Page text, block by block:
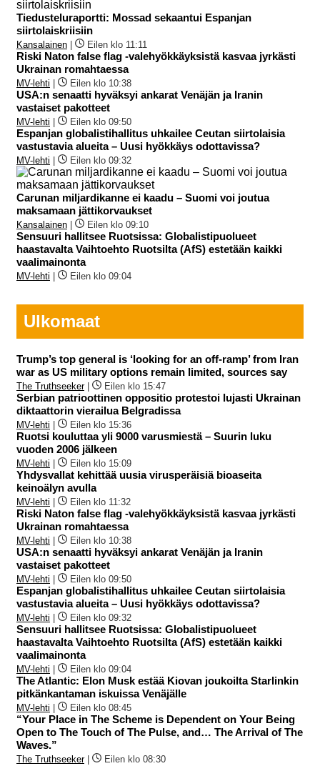
Tiedusteluraportti: Mossad sekaantui Espanjan
siirtolaiskriisiin
Kansalainen | Eilen klo 11:11
Riski Naton false flag -valehyökkäyksistä kasvaa jyrkästi
Ukrainan romahtaessa
MV-lehti | Eilen klo 10:38
USA:n senaatti hyväksyi ankarat Venäjän ja Iranin
vastaiset pakotteet
MV-lehti | Eilen klo 09:50
Espanjan globalistihallitus uhkailee Ceutan siirtolaisia
vastustavia alueita – Uusi hyökkäys odottavissa?
MV-lehti | Eilen klo 09:32
Carunan miljardikanne ei kaadu – Suomi voi joutua
maksamaan jättikorvaukset
Kansalainen | Eilen klo 09:10
Sensuuri hallitsee Ruotsissa: Globalistipuolueet
haastavalta Vaihtoehto Ruotsilta (AfS) estetään kaikki
vaalimainonta
MV-lehti | Eilen klo 09:04
Ulkomaat
Trump’s top general is ‘looking for an off-ramp’ from Iran
war as US military options remain limited, sources say
The Truthseeker| Eilen klo 15:47
Serbian patrioottinen oppositio protestoi lujasti Ukrainan
diktaattorin vierailua Belgradissa
MV-lehti | Eilen klo 15:36
Ruotsi kouluttaa yli 9000 varusmiestä – Suurin luku
vuoden 2006 jälkeen
MV-lehti | Eilen klo 15:09
Yhdysvallat kehittää uusia virusperäisiä bioaseita
keinoälyn avulla
MV-lehti | Eilen klo 11:32
Riski Naton false flag -valehyökkäyksistä kasvaa jyrkästi
Ukrainan romahtaessa
MV-lehti | Eilen klo 10:38
USA:n senaatti hyväksyi ankarat Venäjän ja Iranin
vastaiset pakotteet
MV-lehti | Eilen klo 09:50
Espanjan globalistihallitus uhkailee Ceutan siirtolaisia
vastustavia alueita – Uusi hyökkäys odottavissa?
MV-lehti | Eilen klo 09:32
Sensuuri hallitsee Ruotsissa: Globalistipuolueet
haastavalta Vaihtoehto Ruotsilta (AfS) estetään kaikki
vaalimainonta
MV-lehti | Eilen klo 09:04
The Atlantic: Elon Musk estää Kiovan joukoilta Starlinkin
pitkänkantaman iskuissa Venäjälle
MV-lehti | Eilen klo 08:45
“Your Place in The Scheme is Dependent on Your Being
Open to The Touch of The Pulse, and… The Arrival of The
Waves.”
The Truthseeker| Eilen klo 08:30